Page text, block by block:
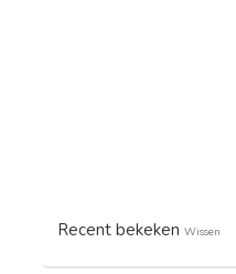
Recent bekeken Wissen